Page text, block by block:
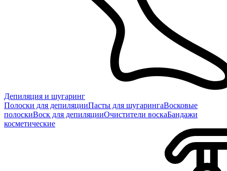
Депиляция и шугаринг
Полоски для депиляцииПасты для шугарингаВосковые
полоскиВоск для депиляцииОчистители воскаБандажи
косметические